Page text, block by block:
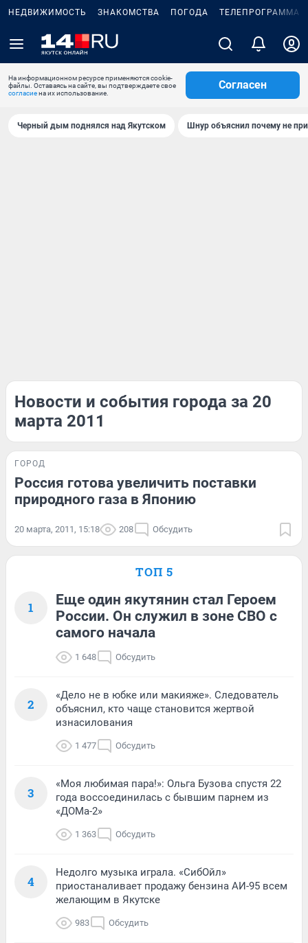
НЕДВИЖИМОСТЬ ЗНАКОМСТВА ПОГОДА ТЕЛЕПРОГРАММА
На информационном ресурсе применяются cookie-
файлы. Оставаясь на сайте, вы подтверждаете свое
согласиена их использование.
Согласен
Черный дым поднялся над Якутском Шнур объяснил почему не
Новости и события города за 20
марта 2011
ГОРОД
Россия готова увеличить поставки
природного газа в Японию
20 марта, 2011, 15:18 208 Обсудить
ТОП 5
1
Еще один якутянин стал Героем
России. Он служил в зоне СВО с
самого начала
1 648 Обсудить
2
«Дело не в юбке или макияже». Следователь
объяснил, кто чаще становится жертвой
изнасилования
1 477 Обсудить
3
«Моя любимая пара!»: Ольга Бузова спустя 22
года воссоединилась с бывшим парнем из
«ДОМа-2»
1 363 Обсудить
4
Недолго музыка играла. «СибОйл»
приостаналивает продажу бензина АИ-95 всем
желающим в Якутске
983 Обсудить